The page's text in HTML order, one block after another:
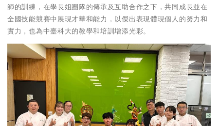
師的訓練，在學長姐團隊的傳承及互助合作之下，共同成長並在
全國技能競賽中展現才華和能力，以傑出表現體現個人的努力和
實力，也為中臺科大的教學和培訓增添光彩。